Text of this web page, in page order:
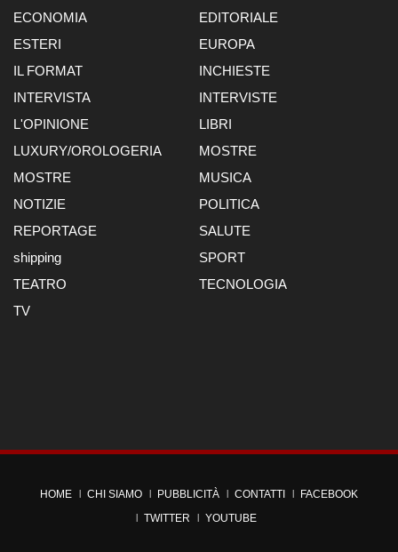
ECONOMIA
EDITORIALE
ESTERI
EUROPA
IL FORMAT
INCHIESTE
INTERVISTA
INTERVISTE
L'OPINIONE
LIBRI
LUXURY/OROLOGERIA
MOSTRE
MOSTRE
MUSICA
NOTIZIE
POLITICA
REPORTAGE
SALUTE
shipping
SPORT
TEATRO
TECNOLOGIA
TV
HOME CHI SIAMO PUBBLICITÀ CONTATTI
FACEBOOK
TWITTER
YOUTUBE